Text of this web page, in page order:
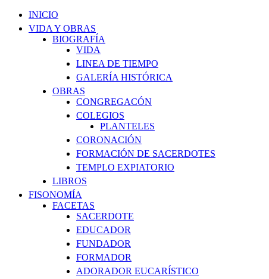
INICIO
VIDA Y OBRAS
BIOGRAFÍA
VIDA
LINEA DE TIEMPO
GALERÍA HISTÓRICA
OBRAS
CONGREGACÓN
COLEGIOS
PLANTELES
CORONACIÓN
FORMACIÓN DE SACERDOTES
TEMPLO EXPIATORIO
LIBROS
FISONOMÍA
FACETAS
SACERDOTE
EDUCADOR
FUNDADOR
FORMADOR
ADORADOR EUCARÍSTICO